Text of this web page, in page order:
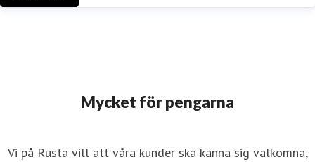
Mycket för pengarna
Vi på Rusta vill att våra kunder ska känna sig välkomna,